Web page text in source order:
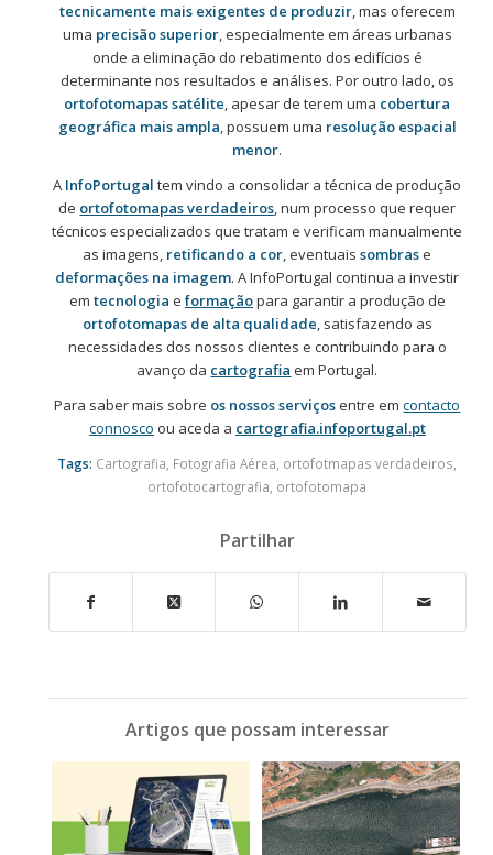
tecnicamente mais exigentes de produzir, mas oferecem
uma precisão superior, especialmente em áreas urbanas
onde a eliminação do rebatimento dos edifícios é
determinante nos resultados e análises. Por outro lado, os
ortofotomapas satélite, apesar de terem uma cobertura
geográfica mais ampla, possuem uma resolução espacial
menor.
A InfoPortugal tem vindo a consolidar a técnica de produção
de ortofotomapas verdadeiros, num processo que requer
técnicos especializados que tratam e verificam manualmente
as imagens, retificando a cor, eventuaissombrase
deformações na imagem. A InfoPortugal continua a investir
em tecnologia e formaçãopara garantir a produção de
ortofotomapas de alta qualidade, satisfazendo as
necessidades dos nossos clientes e contribuindo para o
avanço da cartografia em Portugal.
Para saber mais sobre os nossos serviçosentre emcontacto
connosco ou aceda a cartografia.infoportugal.pt
Tags: Cartografia, Fotografia Aérea, ortofotmapas verdadeiros,
ortofotocartografia, ortofotomapa
Partilhar
Artigos que possam interessar